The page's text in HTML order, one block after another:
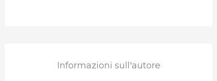
Informazioni sull'autore